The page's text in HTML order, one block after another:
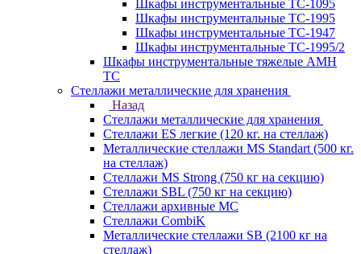
Шкафы инструментальные TC-1095
Шкафы инструментальные TC-1995
Шкафы инструментальные ТС-1947
Шкафы инструментальные ТС-1995/2
Шкафы инструментальные тяжелые AMH
TC
Стеллажи металлические для хранения
Назад
Стеллажи металлические для хранения
Стеллажи ES легкие (120 кг. на стеллаж)
Металлические стеллажи MS Standart (500 кг.
на стеллаж)
Стеллажи MS Strong (750 кг на секцию)
Стеллажи SBL (750 кг на секцию)
Стеллажи архивные МС
Стеллажи CombiK
Металлические стеллажи SB (2100 кг на
стеллаж)